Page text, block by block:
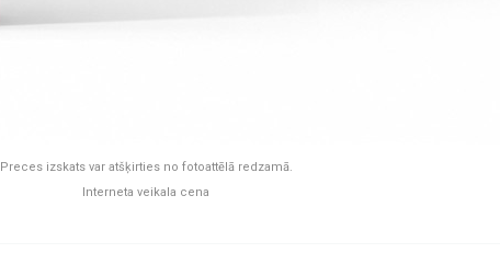
Preces izskats var atšķirties no fotoattēlā redzamā.
Interneta veikala cena